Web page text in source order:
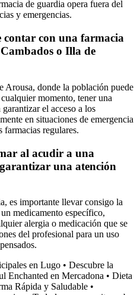
de guardia opera fuera del
y emergencias.
contar con una farmacia
o Illa de
Arousa, donde la población puede
momento, tener una
el acceso a los
en situaciones de emergencia
regulares.
al acudir a una
una atención
es importante llevar consigo la
medicamento específico,
alergia o medicación que se
del profesional para un uso
en Lugo • Descubre la
Enchanted en Mercadona • Dieta
Rápida y Saludable •